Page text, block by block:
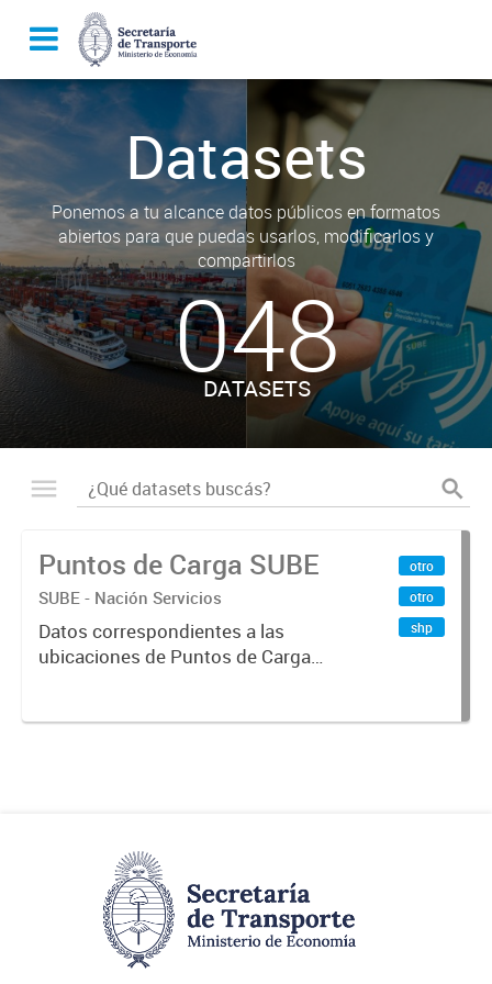
Datasets
Ponemos a tu alcance datos públicos en formatos
abiertos para que puedas usarlos, modificarlos y
compartirlos
048
DATASETS
Puntos de Carga SUBE
SUBE - Nación Servicios
Datos correspondientes a las
ubicaciones de Puntos de Carga
otro
otro
shp